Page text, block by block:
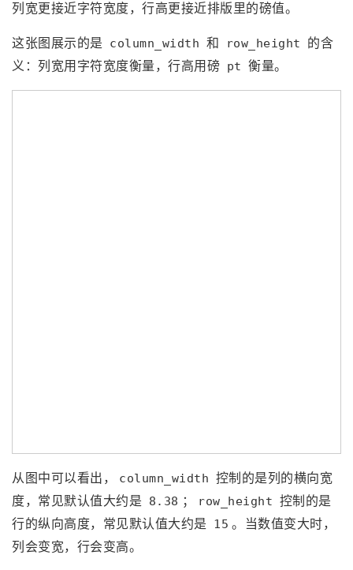
列宽更接近字符宽度，行高更接近排版里的磅值。
这张图展示的是
column_width 和 row_height
的含
义：列宽用字符宽度衡量，行高用磅
pt 衡量。
从图中可以看出， column_width 控制的是列的横向宽
度，常见默认值大约是
8.38 ； row_height 控制的是
行的纵向高度，常见默认值大约是
15 。当数值变大时，
列会变宽，行会变高。